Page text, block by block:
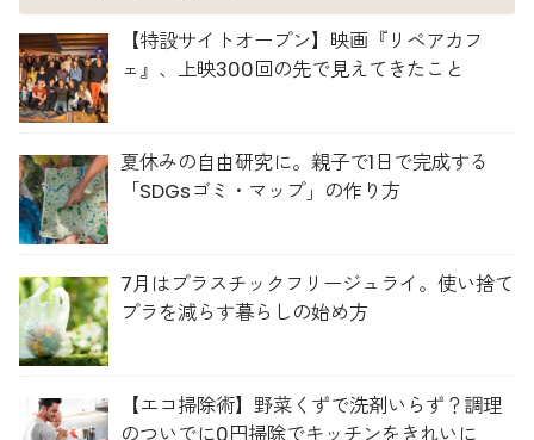
【特設サイトオープン】映画『リペアカフ
ェ』、上映300回の先で見えてきたこと
夏休みの自由研究に。親子で1日で完成する
「SDGsゴミ・マップ」の作り方
7月はプラスチックフリージュライ。使い捨て
プラを減らす暮らしの始め方
【エコ掃除術】野菜くずで洗剤いらず？調理